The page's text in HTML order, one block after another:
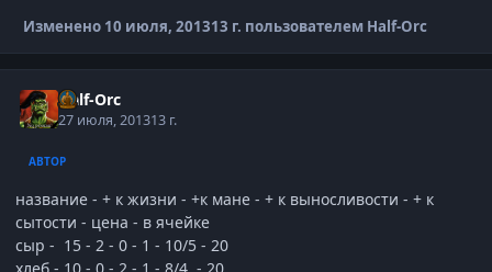
Изменено 10 июля, 201313 г. пользователем Half-Orc
Half-Orc
27 июля, 201313 г.
АВТОР
название - + к жизни - +к мане - + к выносливости - + к
сытости - цена - в ячейке
сыр - 15 - 2 - 0 - 1 - 10/5 - 20